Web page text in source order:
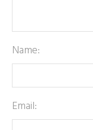
Name:
Email: